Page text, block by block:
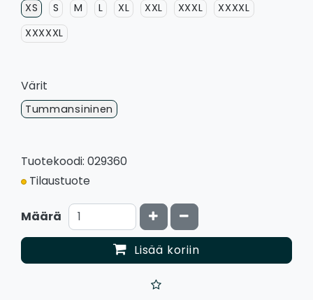
XS S M L XL XXL XXXL
XXXXL
XXXXXL
Värit
Tummansininen
Tuotekoodi: 029360
Tilaustuote
Määrä Kasvata määrää
Vähennä määrää
Lisää koriin